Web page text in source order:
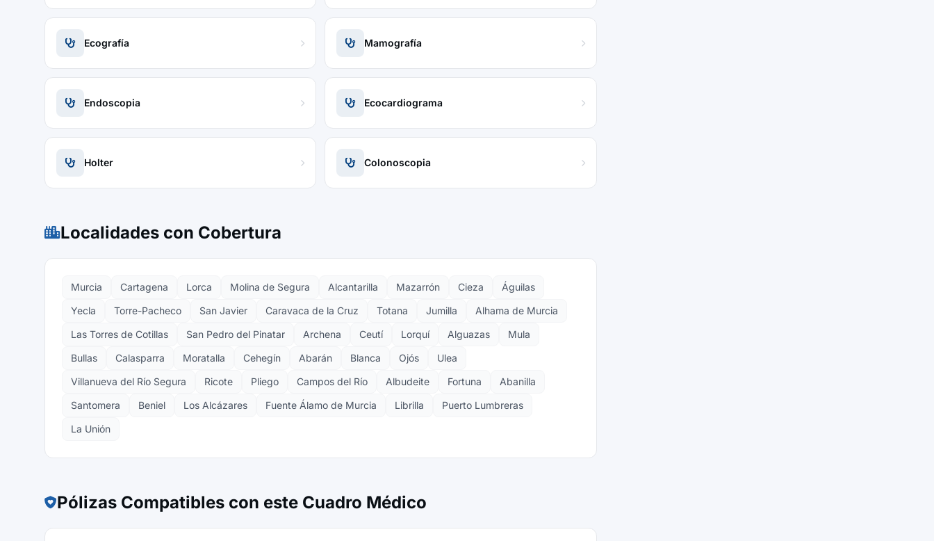
Ecografía Mamografía
Endoscopia Ecocardiograma
Holter Colonoscopia
Localidades con Cobertura
Murcia Cartagena Lorca Molina de Segura Alcantarilla Mazarrón Cieza
Águilas
Yecla
Torre-Pacheco San Javier Caravaca de la Cruz Totana Jumilla
Alhama de Murcia
Las Torres de Cotillas
San Pedro del Pinatar Archena Ceutí Lorquí Alguazas
Mula
Bullas
Calasparra Moratalla Cehegín Abarán Blanca Ojós
Ulea
Villanueva del Río Segura
Ricote Pliego Campos del Río Albudeite Fortuna
Abanilla
Santomera
Beniel Los Alcázares Fuente Álamo de Murcia Librilla
Puerto Lumbreras
La Unión
Pólizas Compatibles con este Cuadro Médico